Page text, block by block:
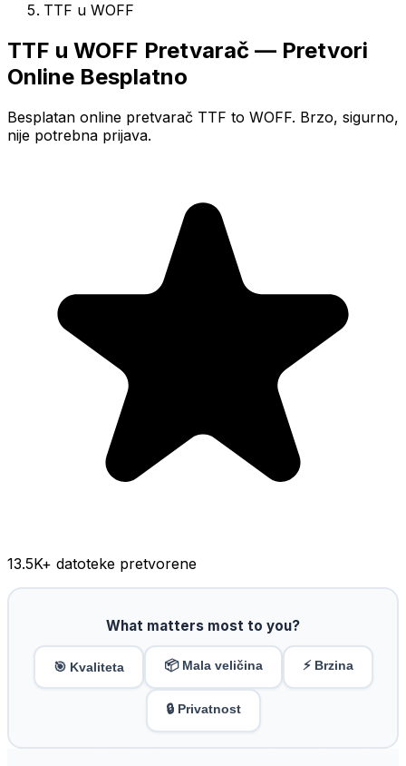
TTF u WOFF
TTF u WOFF Pretvarač — Pretvori
Online Besplatno
Besplatan online pretvarač TTF to WOFF. Brzo, sigurno,
nije potrebna prijava.
13.5K+ datoteke pretvorene
What matters most to you?
🎯 Kvaliteta 📦 Mala veličina ⚡ Brzina
🔒 Privatnost